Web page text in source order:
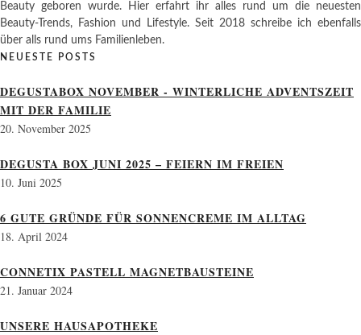
Beauty geboren wurde. Hier erfahrt ihr alles rund um die neuesten
Beauty-Trends, Fashion und Lifestyle. Seit 2018 schreibe ich ebenfalls
über alls rund ums Familienleben.
NEUESTE POSTS
DEGUSTABOX NOVEMBER - WINTERLICHE ADVENTSZEIT
MIT DER FAMILIE
20. November 2025
DEGUSTA BOX JUNI 2025 – FEIERN IM FREIEN
10. Juni 2025
6 GUTE GRÜNDE FÜR SONNENCREME IM ALLTAG
18. April 2024
CONNETIX PASTELL MAGNETBAUSTEINE
21. Januar 2024
UNSERE HAUSAPOTHEKE